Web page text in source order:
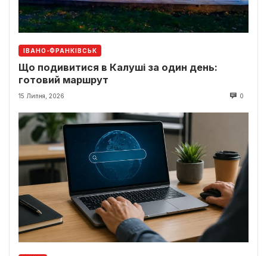
ІВАНО-ФРАНКІВСЬК
Що подивитися в Калуші за один день:
готовий маршрут
15 Липня, 2026 0